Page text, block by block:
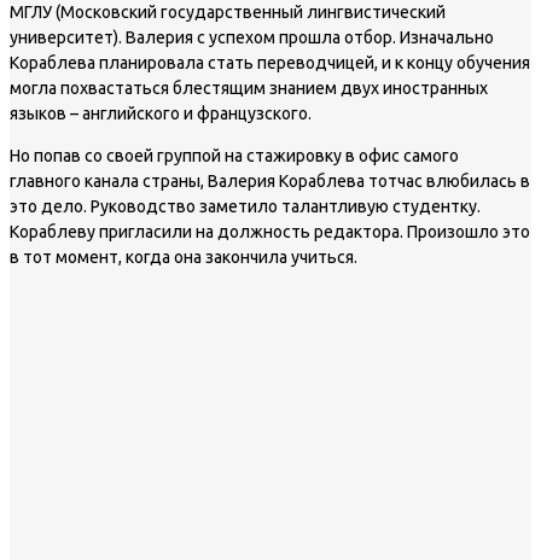
МГЛУ (Московский государственный лингвистический
университет). Валерия с успехом прошла отбор. Изначально
Кораблева планировала стать переводчицей, и к концу обучения
могла похвастаться блестящим знанием двух иностранных
языков – английского и французского.
Но попав со своей группой на стажировку в офис самого
главного канала страны, Валерия Кораблева тотчас влюбилась в
это дело. Руководство заметило талантливую студентку.
Кораблеву пригласили на должность редактора. Произошло это
в тот момент, когда она закончила учиться.